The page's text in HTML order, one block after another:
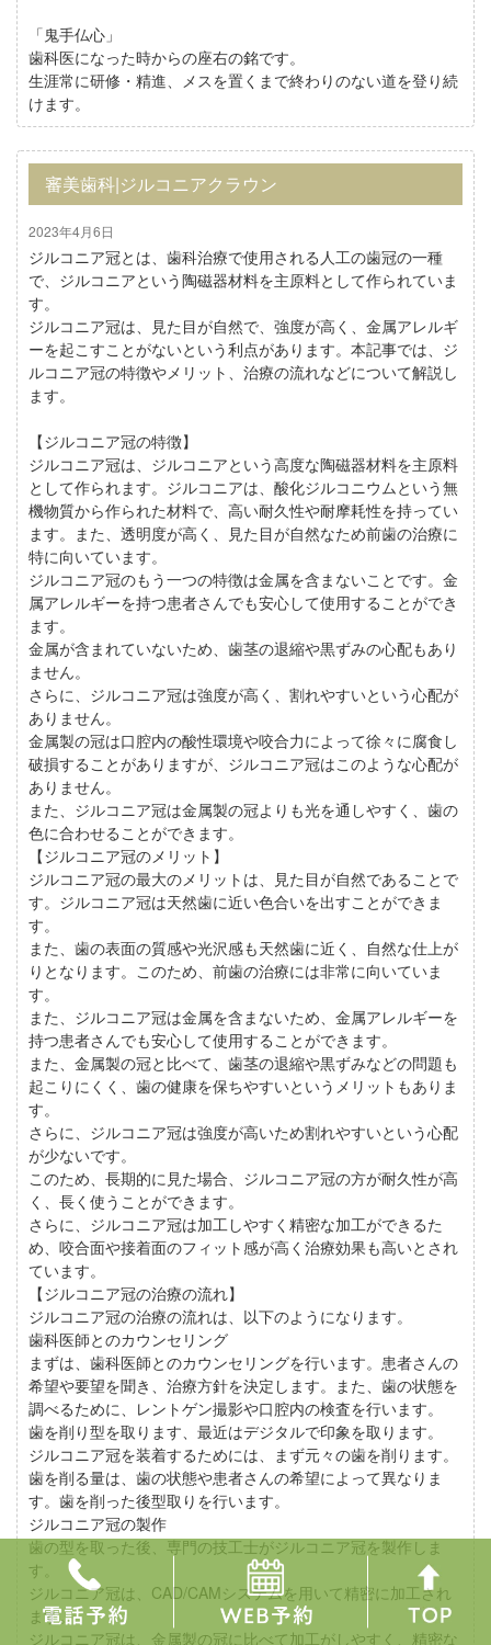
「鬼手仏心」
歯科医になった時からの座右の銘です。
生涯常に研修・精進、メスを置くまで終わりのない道を登り続
けます。
審美歯科|ジルコニアクラウン
2023年4月6日
ジルコニア冠とは、歯科治療で使用される人工の歯冠の一種
で、ジルコニアという陶磁器材料を主原料として作られていま
す。
ジルコニア冠は、見た目が自然で、強度が高く、金属アレルギ
ーを起こすことがないという利点があります。本記事では、ジ
ルコニア冠の特徴やメリット、治療の流れなどについて解説し
ます。
【ジルコニア冠の特徴】
ジルコニア冠は、ジルコニアという高度な陶磁器材料を主原料
として作られます。ジルコニアは、酸化ジルコニウムという無
機物質から作られた材料で、高い耐久性や耐摩耗性を持ってい
ます。また、透明度が高く、見た目が自然なため前歯の治療に
特に向いています。
ジルコニア冠のもう一つの特徴は金属を含まないことです。金
属アレルギーを持つ患者さんでも安心して使用することができ
ます。
金属が含まれていないため、歯茎の退縮や黒ずみの心配もあり
ません。
さらに、ジルコニア冠は強度が高く、割れやすいという心配が
ありません。
金属製の冠は口腔内の酸性環境や咬合力によって徐々に腐食し
破損することがありますが、ジルコニア冠はこのような心配が
ありません。
また、ジルコニア冠は金属製の冠よりも光を通しやすく、歯の
色に合わせることができます。
【ジルコニア冠のメリット】
ジルコニア冠の最大のメリットは、見た目が自然であることで
す。ジルコニア冠は天然歯に近い色合いを出すことができま
す。
また、歯の表面の質感や光沢感も天然歯に近く、自然な仕上が
りとなります。このため、前歯の治療には非常に向いていま
す。
また、ジルコニア冠は金属を含まないため、金属アレルギーを
持つ患者さんでも安心して使用することができます。
また、金属製の冠と比べて、歯茎の退縮や黒ずみなどの問題も
起こりにくく、歯の健康を保ちやすいというメリットもありま
す。
さらに、ジルコニア冠は強度が高いため割れやすいという心配
が少ないです。
このため、長期的に見た場合、ジルコニア冠の方が耐久性が高
く、長く使うことができます。
さらに、ジルコニア冠は加工しやすく精密な加工ができるた
め、咬合面や接着面のフィット感が高く治療効果も高いとされ
ています。
【ジルコニア冠の治療の流れ】
ジルコニア冠の治療の流れは、以下のようになります。
歯科医師とのカウンセリング
まずは、歯科医師とのカウンセリングを行います。患者さんの
希望や要望を聞き、治療方針を決定します。また、歯の状態を
調べるために、レントゲン撮影や口腔内の検査を行います。
歯を削り型を取ります、最近はデジタルで印象を取ります。
ジルコニア冠を装着するためには、まず元々の歯を削ります。
歯を削る量は、歯の状態や患者さんの希望によって異なりま
す。歯を削った後型取りを行います。
ジルコニア冠の製作
歯の型を取った後、専門の技工士がジルコニア冠を製作しま
す。
ジルコニア冠は、CAD/CAMシステムを用いて精密に加工され
ます。
ジルコニア冠は、金属製の冠に比べて加工がしやすく、精密な